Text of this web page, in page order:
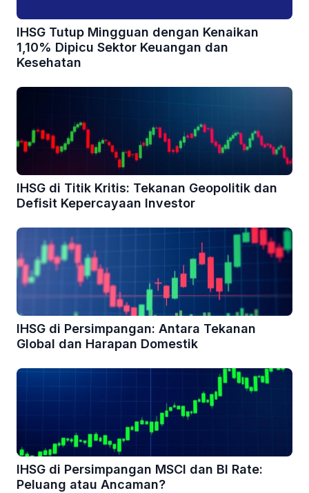
IHSG Tutup Mingguan dengan Kenaikan
1,10% Dipicu Sektor Keuangan dan
Kesehatan
IHSG di Titik Kritis: Tekanan Geopolitik dan
Defisit Kepercayaan Investor
IHSG di Persimpangan: Antara Tekanan
Global dan Harapan Domestik
IHSG di Persimpangan MSCI dan BI Rate:
Peluang atau Ancaman?